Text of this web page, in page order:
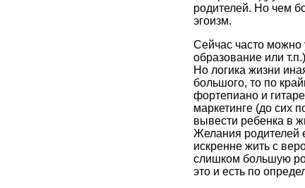
родителей. Но чем
эгоизм.
Сейчас часто можно
образование или
Но логика жизни
большого, то по
фортепиано и
маркетинге (до сих
вывести ребенка в
Желания родителей
искренне жить с
слишком большую
это и есть по